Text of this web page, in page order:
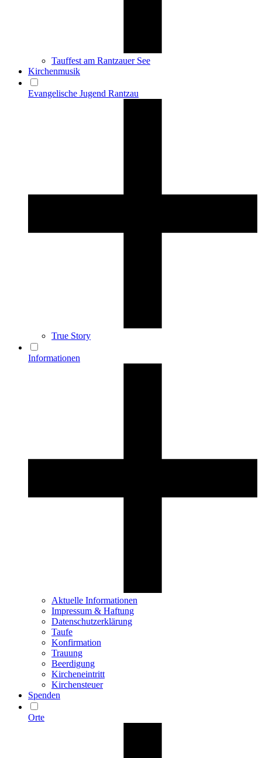
Tauffest am Rantzauer See
Kirchenmusik
Evangelische Jugend Rantzau
True Story
Informationen
Aktuelle Informationen
Impressum & Haftung
Datenschutzerklärung
Taufe
Konfirmation
Trauung
Beerdigung
Kircheneintritt
Kirchensteuer
Spenden
Orte